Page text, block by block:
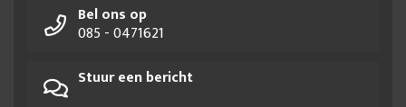
Bel ons op
085 - 0471621
Stuur een bericht